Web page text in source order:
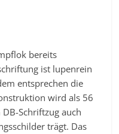
bereits
ist lupenrein
entsprechen die
wird als 56
Schriftzug auch
trägt. Das